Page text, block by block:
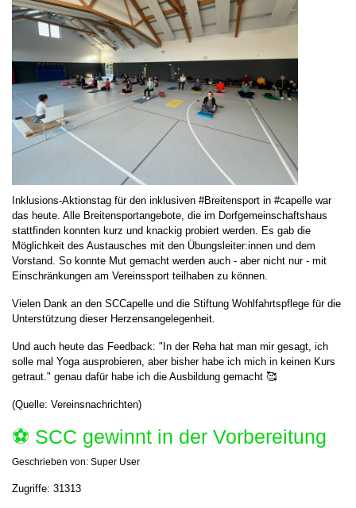
Inklusions-Aktionstag für den inklusiven #Breitensport in #capelle war
das heute. Alle Breitensportangebote, die im Dorfgemeinschaftshaus
stattfinden konnten kurz und knackig probiert werden. Es gab die
Möglichkeit des Austausches mit den Übungsleiter:innen und dem
Vorstand. So konnte Mut gemacht werden auch - aber nicht nur - mit
Einschränkungen am Vereinssport teilhaben zu können.
Vielen Dank an den SCCapelle und die Stiftung Wohlfahrtspflege für die
Unterstützung dieser Herzensangelegenheit.
Und auch heute das Feedback: "In der Reha hat man mir gesagt, ich
solle mal Yoga ausprobieren, aber bisher habe ich mich in keinen Kurs
getraut." genau dafür habe ich die Ausbildung gemacht 🥰
(Quelle: Vereinsnachrichten)
⚽️ SCC gewinnt in der Vorbereitung
Geschrieben von: Super User
Zugriffe: 31313